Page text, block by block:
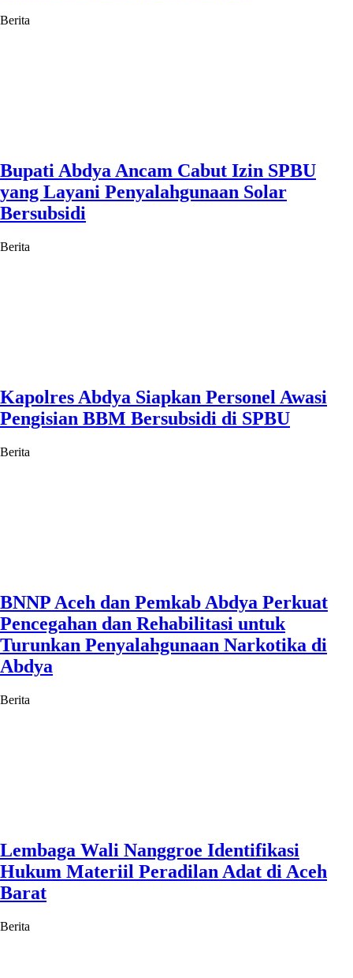
Berita
Bupati Abdya Ancam Cabut Izin SPBU
yang Layani Penyalahgunaan Solar
Bersubsidi
Berita
Kapolres Abdya Siapkan Personel Awasi
Pengisian BBM Bersubsidi di SPBU
Berita
BNNP Aceh dan Pemkab Abdya Perkuat
Pencegahan dan Rehabilitasi untuk
Turunkan Penyalahgunaan Narkotika di
Abdya
Berita
Lembaga Wali Nanggroe Identifikasi
Hukum Materiil Peradilan Adat di Aceh
Barat
Berita